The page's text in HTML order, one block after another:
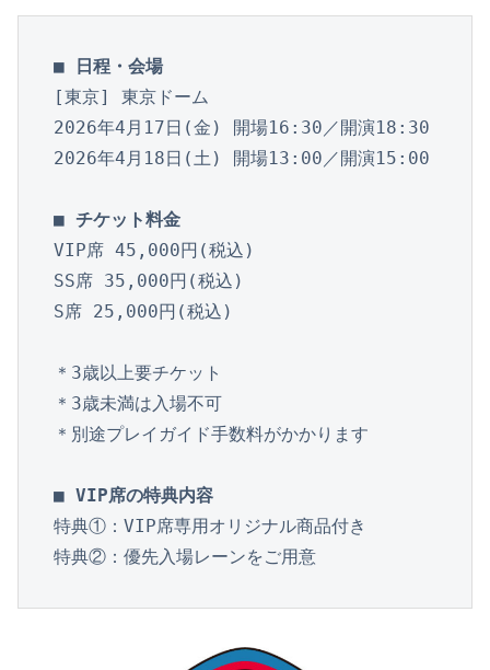
■ 日程・会場
[東京] 東京ドーム
2026年4月17日(金) 開場16:30／開演18:30
2026年4月18日(土) 開場13:00／開演15:00
■ チケット料金
VIP席 45,000円(税込)
SS席 35,000円(税込)
S席 25,000円(税込)
＊3歳以上要チケット
＊3歳未満は入場不可
■ VIP席の
特典①：VIP席専用オリジナル商品付き
特典②：優先入場レーンをご用意